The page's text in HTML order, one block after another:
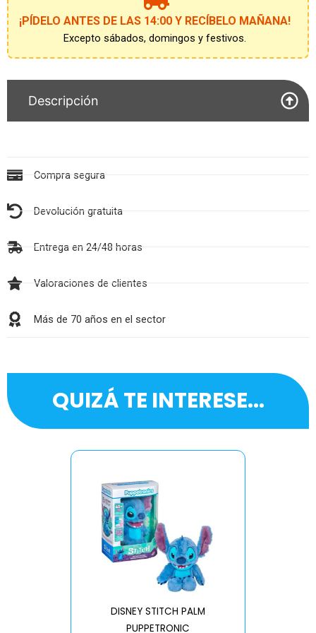
de
espera
¡PÍDELO ANTES DE LAS 14:00 Y RECÍBELO MAÑANA!
Excepto sábados, domingos y festivos.
Descripción
Compra segura
Devolución gratuita
Entrega en 24/48 horas
Valoraciones de clientes
Más de 70 años en el sector
QUIZÁ TE INTERESE...
DISNEY STITCH PALM
PUPPETRONIC